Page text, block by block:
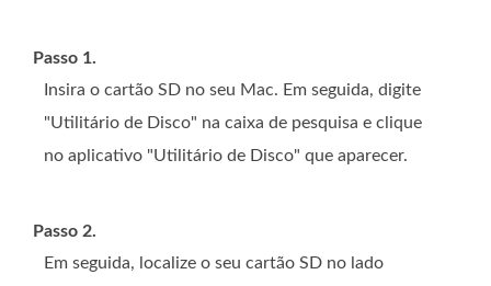
Passo 1.
Insira o cartão SD no seu Mac. Em seguida, digite
"Utilitário de Disco" na caixa de pesquisa e clique
no aplicativo "Utilitário de Disco" que aparecer.
Passo 2.
Em seguida, localize o seu cartão SD no lado